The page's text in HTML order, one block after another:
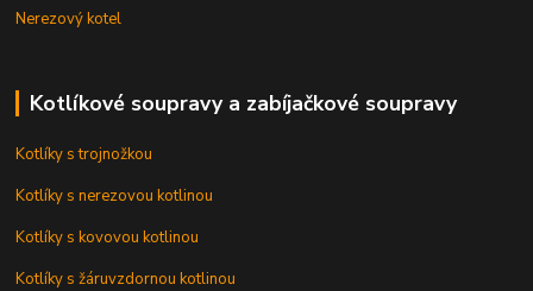
Nerezový kotel
Kotlíkové soupravy a zabíjačkové soupravy
Kotlíky s trojnožkou
Kotlíky s nerezovou kotlinou
Kotlíky s kovovou kotlinou
Kotlíky s žáruvzdornou kotlinou